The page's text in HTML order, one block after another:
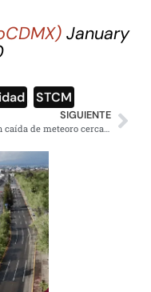
January
STCM
SIGUIENTE
Captan caída de meteoro cerca del volcán Popocatépetl